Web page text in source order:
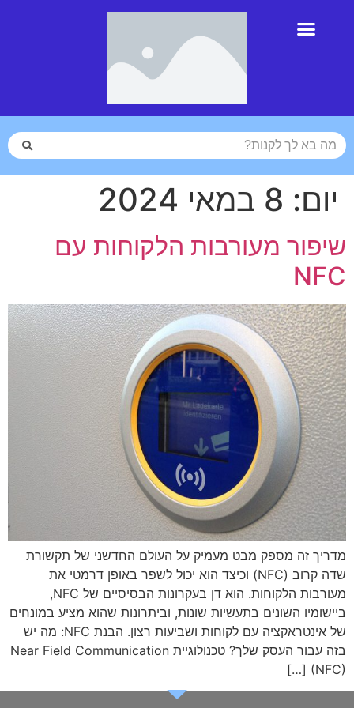
יום: 8 במאי 2024
שיפור מעורבות הלקוחות עם
NFC
מדריך זה מספק מבט מעמיק על העולם החדשני של תקשורת
שדה קרוב (NFC) וכיצד הוא יכול לשפר באופן דרמטי את
מעורבות הלקוחות. הוא דן בעקרונות הבסיסיים של NFC,
ביישומיו השונים בתעשיות שונות, וביתרונות שהוא מציע במונחים
של אינטראקציה עם לקוחות ושביעות רצון. הבנת NFC: מה יש
בזה עבור העסק שלך? טכנולוגיית Near Field Communication
(NFC) […]